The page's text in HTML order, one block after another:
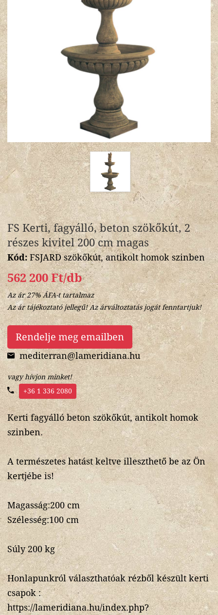
FS Kerti, fagyálló, beton szökőkút, 2
részes kivitel 200 cm magas
Kód:FSJARD szökőkút, antikolt homok szinben
562 200 Ft/db
Az ár 27% ÁFA-t tartalmaz
Az ár tájékoztató jellegű! Az árváltoztatás jogát fenntartjuk!
Rendelje meg emailben
mediterran@lameridiana.hu
vagy hívjon minket!
+36 1 336 2080
Kerti fagyálló beton szökőkút, antikolt homok
szinben.
A természetes hatást keltve illeszthető be az Ön
kertjébe is!
Magasság:200 cm
Szélesség:100 cm
Súly 200 kg
Honlapunkról választhatóak rézből készült kerti
csapok :
https://lameridiana.hu/index.php?